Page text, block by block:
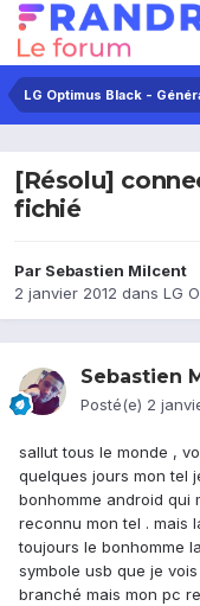
LG Optimus Black -
[Résolu]
fichié
Par Sebastien Milcent
2 janvier 2012 dans LG
Sebastien
Posté(e) 2
sallut tous le monde ,
quelques jours mon tel
bonhomme android qui
reconnu mon tel . mais
toujours le bonhomme
symbole usb que je
branché mais mon pc